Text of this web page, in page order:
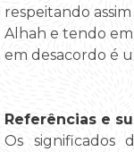
respeitando
Alhah e tendo
em desacordo é
Referências e
Os significados